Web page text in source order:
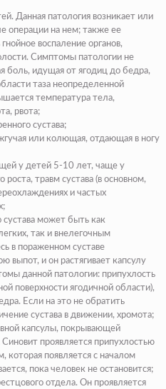
Данная патология возникает или
операции на нем; также ее
воспаление органов,
Симптомы патологии не
боль, идущая от ягодиц до бедра,
таза неопределенной
температура тела,
рвота;
сустава;
или колющая, отдающая в ногу
у детей 5-10 лет, чаще у
травм сустава (в основном,
и частых
сустава может быть как
так и внелегочным
в пораженном суставе
выпот, и он растягивает капсулу
данной патологии: припухлость
поверхности ягодичной области),
Если на это не обратить
сустава в движении, хромота;
капсулы, покрывающей
проявляется припухлостью
которая появляется с началом
пока человек не остановится;
отдела. Он проявляется